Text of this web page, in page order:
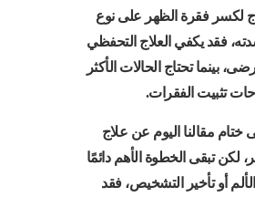
لكسر فقرة الظهر على نوع
فقد يكفي العلاج التحفظي
بينما تحتاج الحالات الأكثر
تثبيت الفقرات.
ختام مقالنا اليوم عن علاج
لكن تبقى الخطوة الأهم دائمًا
أو تأخير التشخيص، فقد